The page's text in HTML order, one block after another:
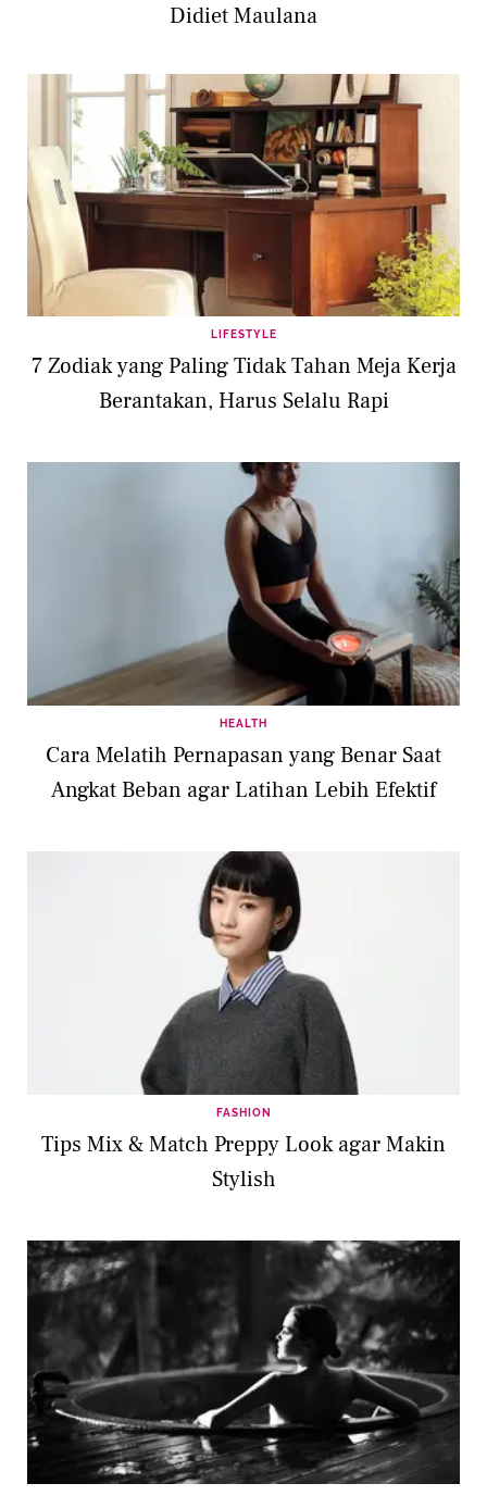
Didiet Maulana
LIFESTYLE
7 Zodiak yang Paling Tidak Tahan Meja Kerja
Berantakan, Harus Selalu Rapi
HEALTH
Cara Melatih Pernapasan yang Benar Saat
Angkat Beban agar Latihan Lebih Efektif
FASHION
Tips Mix & Match Preppy Look agar Makin
Stylish